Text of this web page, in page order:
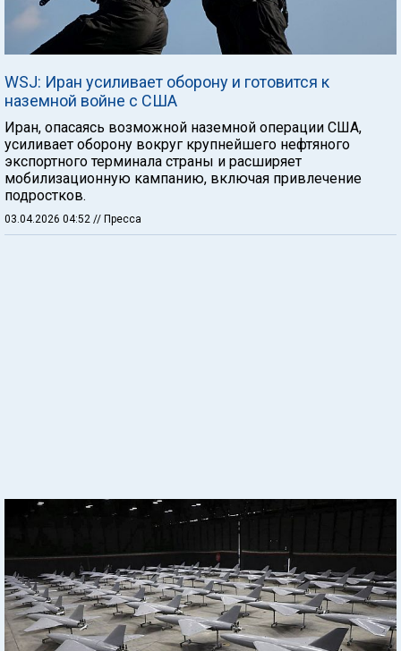
WSJ: Иран усиливает оборону и готовится к
наземной войне с США
Иран, опасаясь возможной наземной операции США,
усиливает оборону вокруг крупнейшего нефтяного
экспортного терминала страны и расширяет
мобилизационную кампанию, включая привлечение
подростков.
03.04.2026 04:52 // Пресса